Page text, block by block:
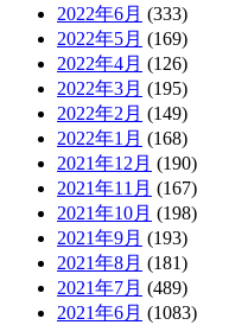
2022年6月 (333)
2022年5月 (169)
2022年4月 (126)
2022年3月 (195)
2022年2月 (149)
2022年1月 (168)
2021年12月 (190)
2021年11月 (167)
2021年10月 (198)
2021年9月 (193)
2021年8月 (181)
2021年7月 (489)
2021年6月 (1083)